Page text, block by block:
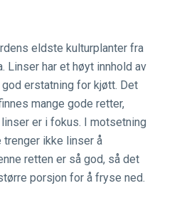
eldste kulturplanter fra
Linser har et høyt innhold av
erstatning for kjøtt. Det
mange gode retter,
er i fokus. I motsetning
ikke linser å
retten er så god, så det
porsjon for å fryse ned.